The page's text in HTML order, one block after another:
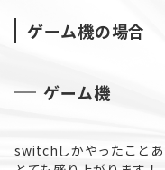
ゲーム機の場合
ゲーム機
switchしかやったことあ